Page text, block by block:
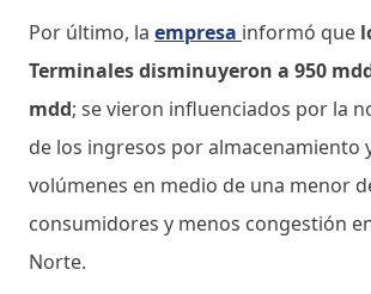
Por último, la empresa informó que
Terminales disminuyeron a 950
mdd; se vieron influenciados por la
de los ingresos por almacenamiento
volúmenes en medio de una menor
consumidores y menos congestión
Norte.